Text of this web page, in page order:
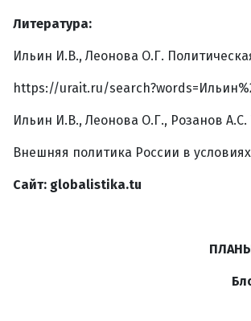
Литература:
Ильин И.В., Леонова О.Г.
https://urait.ru/
Ильин И.В., Леонова О.Г., Розанов
Внешняя политика России в
Сайт: globalistika.tu